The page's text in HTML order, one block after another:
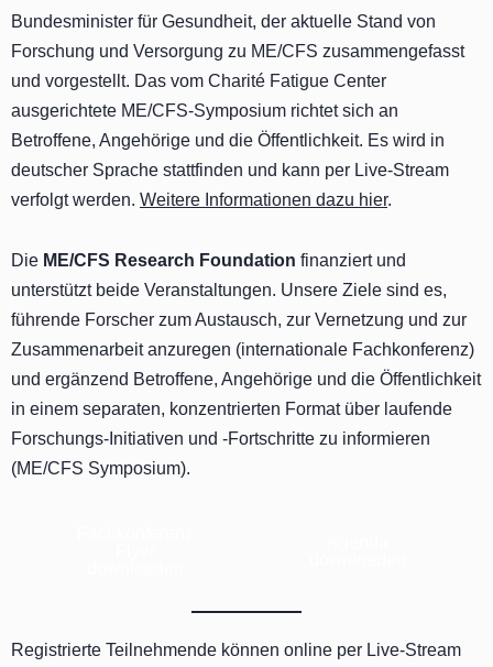
Bundesminister für Gesundheit, der aktuelle Stand von
Forschung und Versorgung zu ME/CFS zusammengefasst
und vorgestellt. Das vom Charité Fatigue Center
ausgerichtete ME/CFS-Symposium richtet sich an
Betroffene, Angehörige und die Öffentlichkeit. Es wird in
deutscher Sprache stattfinden und kann per Live-Stream
verfolgt werden. Weitere Informationen dazu hier.
Die ME/CFS Research Foundation finanziert und
unterstützt beide Veranstaltungen. Unsere Ziele sind es,
führende Forscher zum Austausch, zur Vernetzung und zur
Zusammenarbeit anzuregen (internationale Fachkonferenz)
und ergänzend Betroffene, Angehörige und die Öffentlichkeit
in einem separaten, konzentrierten Format über laufende
Forschungs-Initiativen und -Fortschritte zu informieren
(ME/CFS Symposium).
Registrierte Teilnehmende können online per Live-Stream